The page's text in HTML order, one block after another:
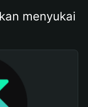
menyukai